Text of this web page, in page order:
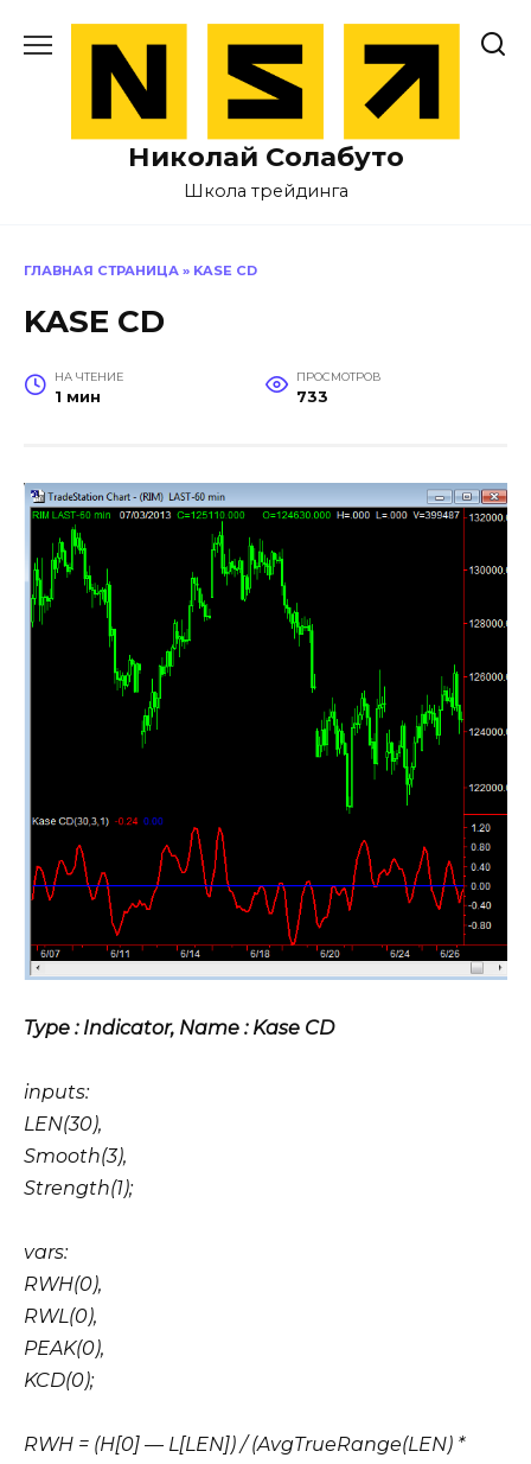
содержанию
Николай Солабуто
Школа трейдинга
ГЛАВНАЯ СТРАНИЦА » KASE CD
KASE CD
НА ЧТЕНИЕ
1 мин
ПРОСМОТРОВ
733
Type : Indicator, Name : Kase CD
inputs:
LEN(30),
Smooth(3),
Strength(1);
vars:
RWH(0),
RWL(0),
PEAK(0),
KCD(0);
RWH = (H[0] — L[LEN]) / (AvgTrueRange(LEN) *